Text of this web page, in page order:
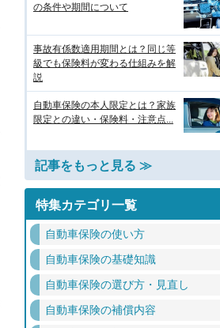
の条件や期間について
事故有係数適用期間とは？同じ等
級でも保険料が変わる仕組みを解
説
自動車保険の本人限定とは？家族
限定との違い・保険料・注意点...
記事をもっと見る ≫
特集カテゴリ一覧
自動車保険の使い方
自動車保険の基礎知識
自動車保険の選び方・見直し
自動車保険の補償内容